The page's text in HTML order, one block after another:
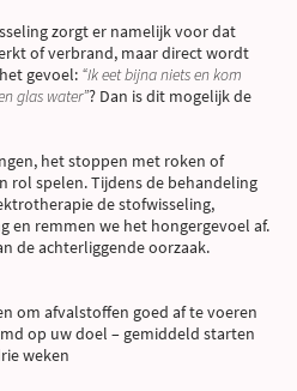
zorgt er namelijk voor dat
of verbrand, maar direct wordt
gevoel: “Ik eet bijna niets en kom
glas water”? Dan is dit mogelijk de
het stoppen met roken of
rol spelen. Tijdens de behandeling
de stofwisseling,
en remmen we het hongergevoel af.
de achterliggende oorzaak.
om afvalstoffen goed af te voeren
op uw doel – gemiddeld starten
weken